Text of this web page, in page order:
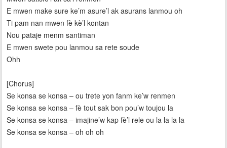
E mwen make sure ke’m asure’l ak asurans lanmou oh
Ti pam nan mwen fè kè’l kontan
Nou pataje menm santiman
E mwen swete pou lanmou sa rete soude
Ohh
[Chorus]
Se konsa se konsa – ou trete yon fanm ke’w renmen
Se konsa se konsa – fè tout sak bon pou’w toujou la
Se konsa se konsa – imajine’w kap fè’l rele ou la la la la
Se konsa se konsa – oh oh oh